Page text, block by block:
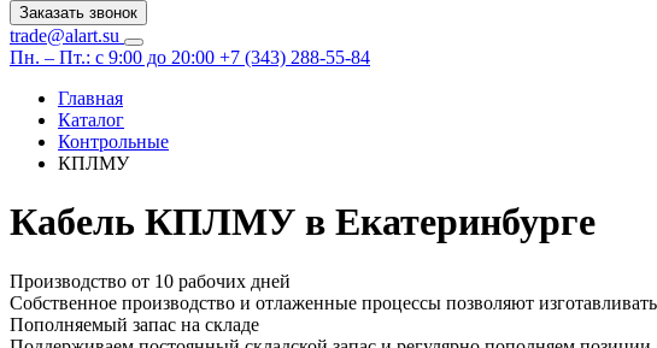
Заказать звонок
trade@alart.su
Пн. – Пт.: с 9:00 до 20:00 +7 (343) 288-55-84
Главная
Каталог
Контрольные
КПЛМУ
Кабель КПЛМУ в Екатеринбурге
Производство от 10 рабочих дней
Собственное производство и отлаженные процессы позволяют
Пополняемый запас на складе